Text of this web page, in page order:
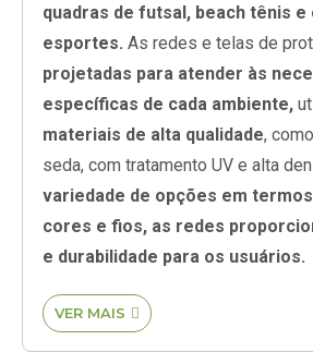
quadras de futsal, beach tênis e
esportes. As redes e telas de
projetadas para atender às
específicas de cada ambiente,
materiais de alta qualidade,
seda, com tratamento UV e alta
variedade de opções em
cores e fios, as redes
e durabilidade para os usuários.

VER MAIS